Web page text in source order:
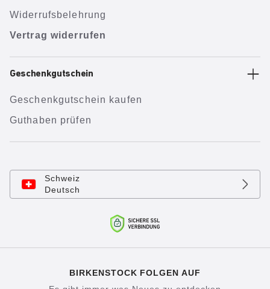
Widerrufsbelehrung
Vertrag widerrufen
Geschenkgutschein
Geschenkgutschein kaufen
Guthaben prüfen
Schweiz
Deutsch
BIRKENSTOCK FOLGEN AUF